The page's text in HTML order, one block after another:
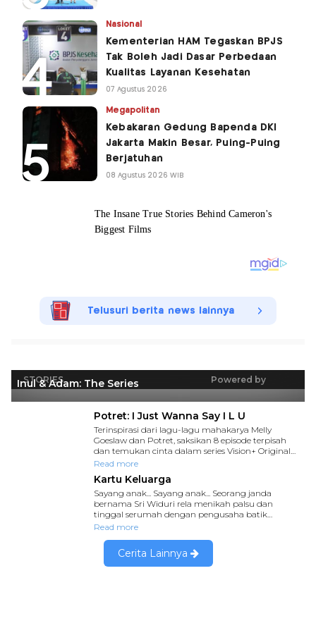
Nasional
Kementerian HAM Tegaskan BPJS
Tak Boleh Jadi Dasar Perbedaan
Kualitas Layanan Kesehatan
07 Agustus 2026
Megapolitan
Kebakaran Gedung Bapenda DKI
Jakarta Makin Besar, Puing-Puing
Berjatuhan
08 Agustus 2026 WIB
Telusuri berita news lainnya